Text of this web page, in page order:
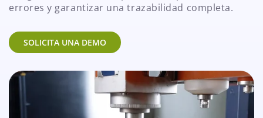
errores y garantizar una trazabilidad completa.
SOLICITA UNA DEMO